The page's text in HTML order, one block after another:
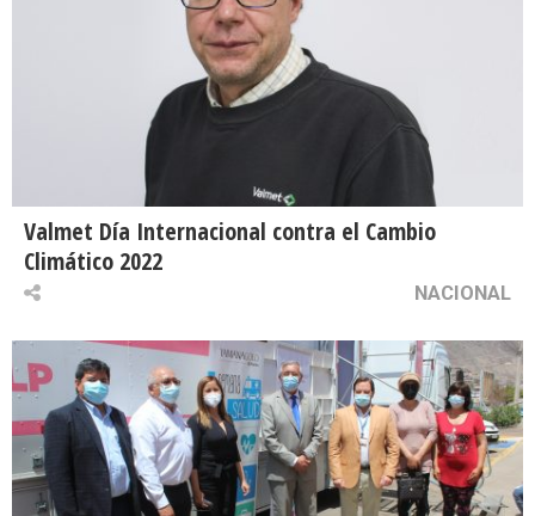
Valmet Día Internacional contra el Cambio
Climático 2022
NACIONAL